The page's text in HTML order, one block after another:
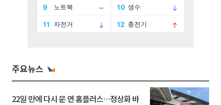
주요뉴스
22일 만에 다시 문 연 홈플러스…정상화 바